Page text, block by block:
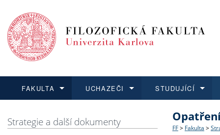
FAKULTA
Struktura
UCHAZEČI
Co
STUDUJÍCÍ
O vědě a
Aktuální
Strategie a další dokumenty FF > Fakulta >